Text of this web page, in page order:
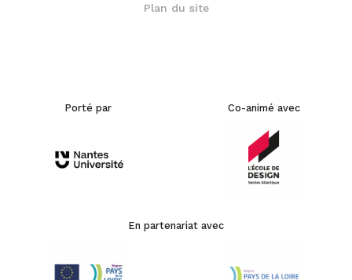
Plan du site
Porté par Co-animé avec
En partenariat avec